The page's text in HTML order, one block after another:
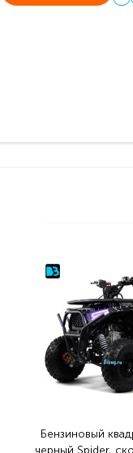
Бензиновый
черный Spider,